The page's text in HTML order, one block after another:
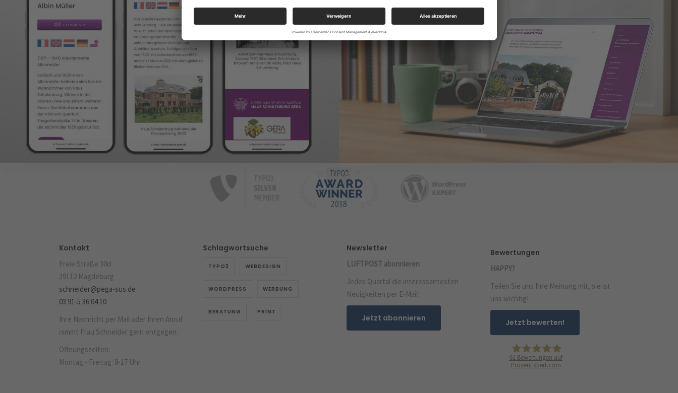
Kontakt
Freie Straße 30d
39112 Magdeburg
schneider@pega-sus.de
03 91-5 36 04 10
Ihre Nachricht per Mail oder Ihren Anruf
nimmt Frau Schneider gern entgegen.
Öffnungszeiten:
Montag - Freitag: 8-17 Uhr
Schlagwortsuche
TYPO3 WEBDESIGN
WORDPRESS WERBUNG
BERATUNG PRINT
Newsletter
LUFTPOST abonnieren
Jedes Quartal die interessantesten
Neuigkeiten per E-Mail!
Jetzt abonnieren
Bewertungen
HAPPY?
Teilen Sie uns Ihre Meinung mit, sie ist
uns wichtig!
Jetzt bewerten!
61 Bewertungen auf
ProvenExpert.com